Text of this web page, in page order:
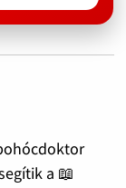
a 📖